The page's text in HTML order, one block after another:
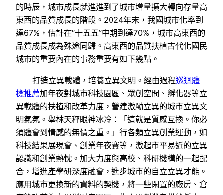
的時辰，城市成長就進進到了城市增量擴大轉向存量高
東西的品質成長的階段。2024年末，我國城市化率到
達67%，估計在“十五五”中期到達70%，城市高東西的
品質成長成為殊途同歸。高東西的品質扶植古代化國民
城市的重要內在的事務重要有如下幾點。
打造立異載體，培養立異文明。經由過程巡迴體
檢推薦加年夜對城市科技園區、眾創空間、孵化器等立
異載體的扶植和改革力度，營建激勵立異的城市立異文
明氣氛。舉林天秤眼神冰冷：「這就是質感互換。你必
須體會到情感的無價之重。」行各類立異創業運動，如
科技結果展現會、創業年夜賽等，激起市平易近的立異
認識和創業熱忱。加大力度與高校、科研機構的一起配
合，增進產學研深度融會，進步城市的自立立異才能。
應用城市更換新的資料的契機，將一些閑置的廠房、倉